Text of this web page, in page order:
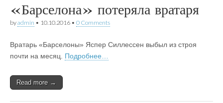
«Барселона» потеряла вратаря
byadmin • 10.10.2016 • 0 Comments
Вратарь «Барселоны» Яспер Силлессен выбыл из строя
почти на месяц. Подробнее…
Read more →